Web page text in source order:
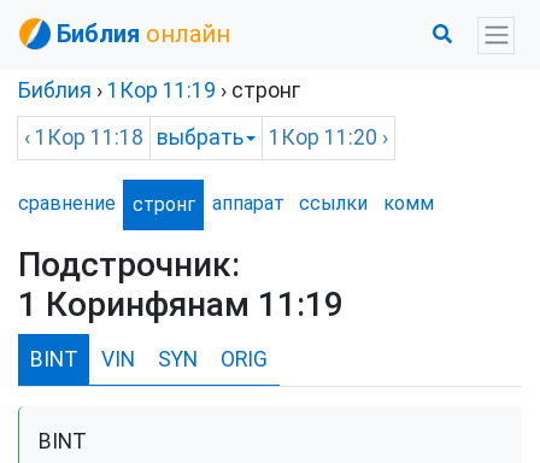
Библия онлайн
Библия › 1Кор 11:19 › стронг
‹ 1Кор 11:18 выбрать 1Кор 11:20 ›
сравнение стронг аппарат ссылки комм
Подстрочник:
1 Коринфянам 11:19
BINT VIN SYN ORIG
BINT